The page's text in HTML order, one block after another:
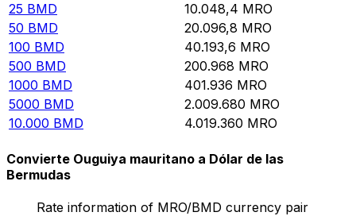
25 BMD 10.048,4 MRO
50 BMD 20.096,8 MRO
100 BMD 40.193,6 MRO
500 BMD 200.968 MRO
1000 BMD 401.936 MRO
5000 BMD 2.009.680 MRO
10.000 BMD 4.019.360 MRO
Convierte Ouguiya mauritano a Dólar de las
Bermudas
Rate information of MRO/BMD currency pair